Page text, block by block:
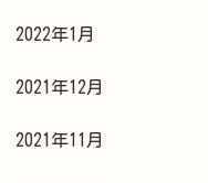
2022年1月
2021年12月
2021年11月